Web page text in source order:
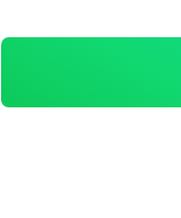
時事及三觀，幫助